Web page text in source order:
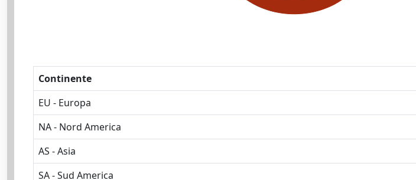
Continente
EU - Europa
NA - Nord America
AS - Asia
SA - Sud America